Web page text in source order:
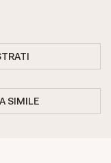
SIMILE